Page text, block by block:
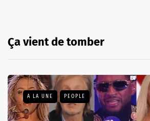
Ça vient de tomber
A LA UNE PEOPLE